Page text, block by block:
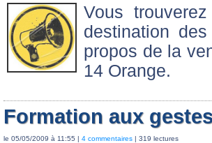
Vous
destination
propos de la
14 Orange.
Formation aux
le 05/05/2009 à 11:55 | 4 commentaires | 319 lectures